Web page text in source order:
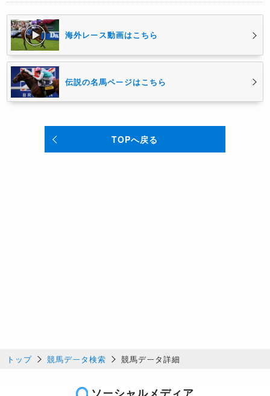
海外レース動画はこちら
伝説の名馬ページはこちら
TOPへ戻る
トップ 競馬データ検索 競馬データ詳細